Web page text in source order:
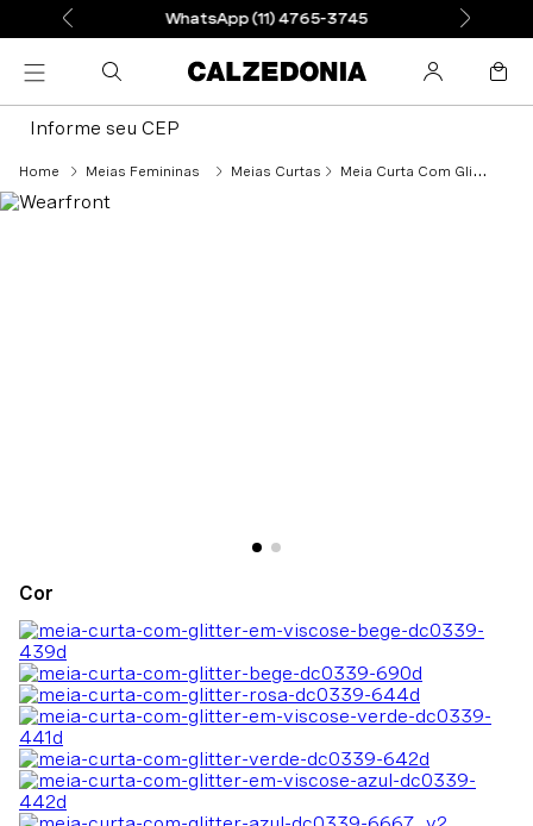
WhatsApp (11) 4765-3745
Informe seu CEP
Meias Femininas Meias Curtas Meia Curta Com Glitter - Cinza